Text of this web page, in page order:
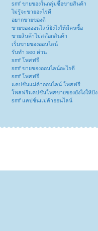
smf ขายของในกลุ่มซื้อขายสินค้า
ไม่รู้จะขายอะไรดี
อยากขายของดี
ขายของออนไลน์ยังไงให้มีคนซื้อ
ขายสินค้าไม่สต๊อกสินค้า
เริ่มขายของออนไลน์
รับทำ seo ด่วน
smf โพสฟรี
smf ขายของออนไลน์อะไรดี
smf โพสฟรี
แคปชั่นแม่ค้าออนไลน์ โพสฟรี
โพสฟรีแคปชั่นโพสขายของยังไงให้ปัง
smf แคปชั่นแม่ค้าออนไลน์